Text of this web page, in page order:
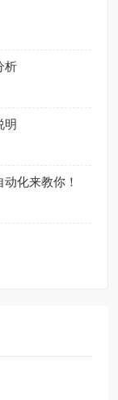
析
明
化来教你！